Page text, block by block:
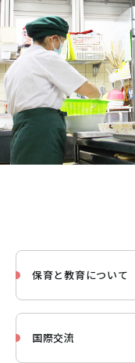
保育と教育について
国際交流